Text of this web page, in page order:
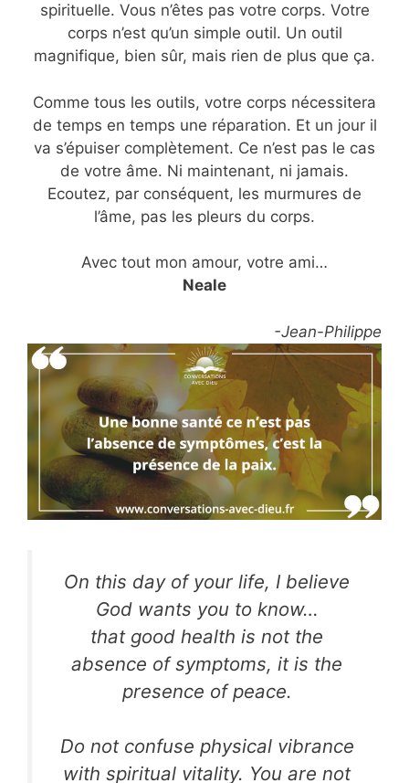
spirituelle. Vous n’êtes pas votre corps. Votre
corps n’est qu’un simple outil. Un outil
magnifique, bien sûr, mais rien de plus que ça.
Comme tous les outils, votre corps nécessitera
de temps en temps une réparation. Et un jour il
va s’épuiser complètement. Ce n’est pas le cas
de votre âme. Ni maintenant, ni jamais.
Ecoutez, par conséquent, les murmures de
l’âme, pas les pleurs du corps.
Avec tout mon amour, votre ami…
Neale
-Jean-Philippe
On this day of your life, I believe
God wants you to know…
that good health is not the
absence of symptoms, it is the
presence of peace.
Do not confuse physical vibrance
with spiritual vitality. You are not